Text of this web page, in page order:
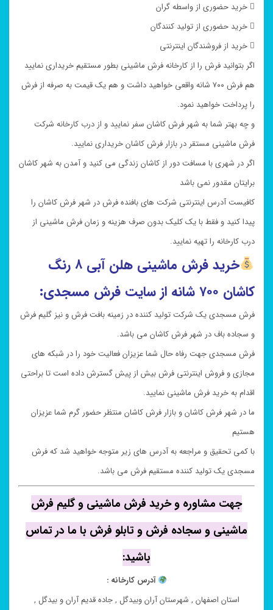
 خرید حضوری از واسطه گران
 خرید حضوری از تولید کنندگان
 خرید از فروشندگان اینترنتی
اگر بتوانید فرش را از کارخانه فرش ماشینی بطور مستقیم خریداری نمایید
هم فرش ۷۰۰ شانه واقعی خواهید داشت و هم یک قیمت به صرفه از فرش
را پرداخت خواهید نمود.
و چه بهتر شما به شهر فرش کاشان سفر نمایید و از درب کارخانه شرکت
فرش ماشینی مستقر در بازار فرش کاشان خریداری نمایید.
اگر در شهری با مسافت دور از کاشان زندگی می کنید و آمدن به شهر کاشان
برایتان مقدور نمی باشد
کافیست آدرس اینترنتی شرکت های بافنده فرش در شهر فرش کاشان را
پیدا کنید و فقط با یک کلیک بدون صرف هزینه و زمان فرش ماشینی از
درب کارخانه را تهیه نمایید.
خرید فرش ماشینی هلن آبی ۸ رنگ
کاشان ۷۰۰ شانه از سایت فرش مسجدی:
فرش مسجدی یک شرکت تولید کننده در زمینه بافت فرش و نیز گلیم فرش
و سجاده باف در شهر فرش کاشان می باشد.
فرش مسجدی جهت رفاه حال شما عزیزان فعالیت خود را در شبکه های
مجازی و فروش اینترنتی فرش بیش از پیش گسترش داده است تا براحتی
اقدام به خرید فرش ماشینی نمایید.
ما در شهر فرش کاشان و بازار فرش کاشان منتظر حضور گرم شما عزیزان
هستیم
با کمی تحقیق و مراجعه به آدرس های زیر متوجه خواهید شد که فرش
مسجدی یک تولید کننده مستقیم فرش می باشد.
جهت مشاوره و خرید فرش ماشینی و گلیم فرش
ماشینی و سجاده فرش و تابلو فرش با ما در تماس
باشید:
آدرس کارخانه :
استان اصفهان , شهرستان آران وبیدگل , جاده قدیم آران و بیدگل ,